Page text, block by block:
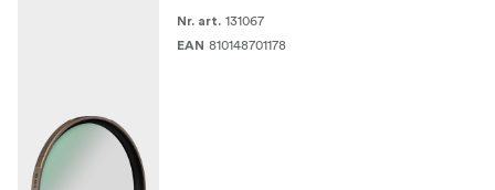
Nr. art. 131067
EAN 810148701178